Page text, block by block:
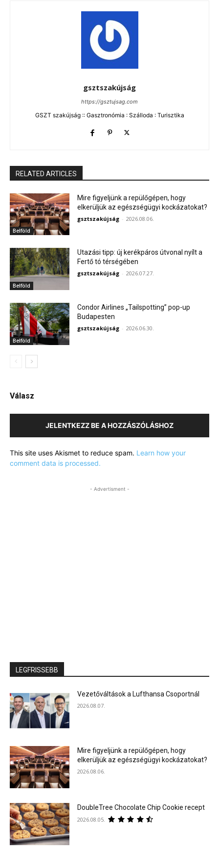
gsztszakújság
https://gsztujsag.com
GSZT szakújság :: Gasztronómia : Szálloda : Turisztika
RELATED ARTICLES
Belföld
Mire figyeljünk a repülőgépen, hogy
elkerüljük az egészségügyi kockázatokat?
gsztszakújság - 2026.08.06.
Belföld
Utazási tipp: új kerékpáros útvonal nyílt a
Fertő tó térségében
gsztszakújság - 2026.07.27.
Belföld
Condor Airlines „Tailspotting” pop-up
Budapesten
gsztszakújság - 2026.06.30.
Válasz
JELENTKEZZ BE A HOZZÁSZÓLÁSHOZ
This site uses Akismet to reduce spam. Learn how your
comment data is processed.
- Advertisment -
LEGFRISSEBB
Vezetőváltások a Lufthansa Csoportnál
2026.08.07.
Mire figyeljünk a repülőgépen, hogy
elkerüljük az egészségügyi kockázatokat?
2026.08.06.
DoubleTree Chocolate Chip Cookie recept
2026.08.05.